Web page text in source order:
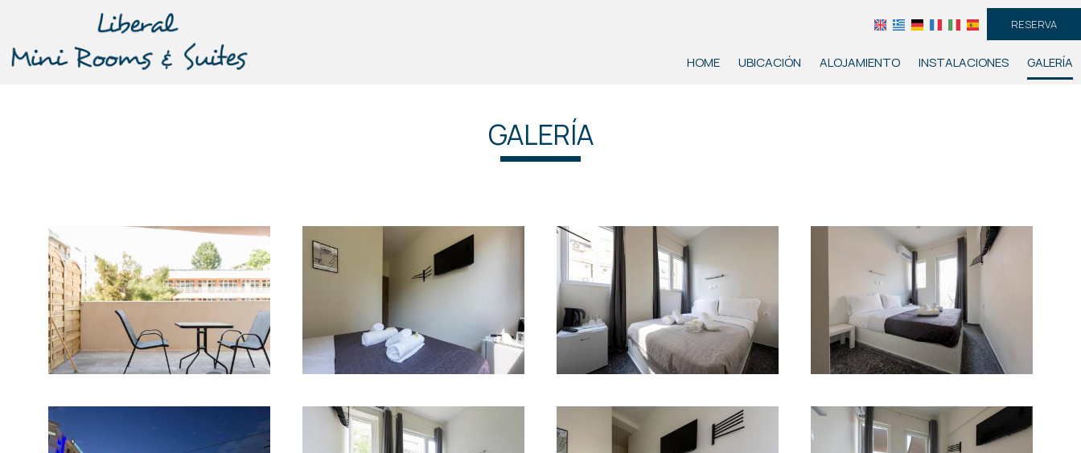
RESERVA
HOME UBICACIÓN ALOJAMIENTO INSTALACIONES GALERÍA
GALERÍA